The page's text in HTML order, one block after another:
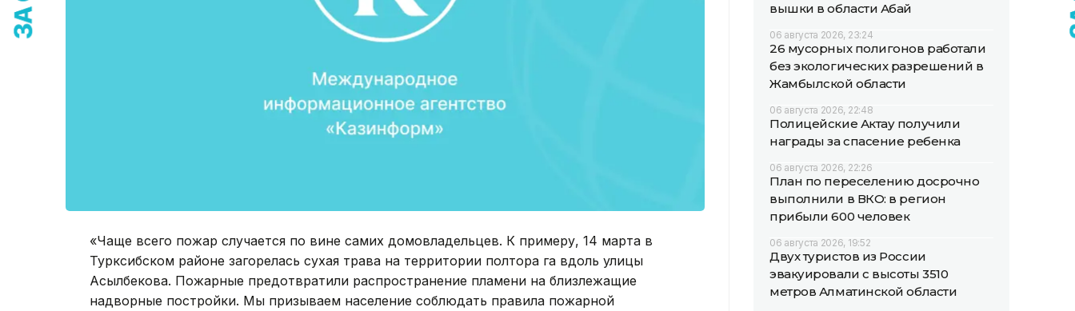
«Чаще всего пожар случается по вине самих домовладельцев. К примеру, 14 марта в
Турксибском районе загорелась сухая трава на территории полтора га вдоль улицы
Асылбекова. Пожарные предотвратили распространение пламени на близлежащие
надворные постройки. Мы призываем население соблюдать правила пожарной
вышки в области Абай
06 августа 2026, 23:24
26 мусорных полигонов работали
без экологических разрешений в
Жамбылской области
06 августа 2026, 22:48
Полицейские Актау получили
награды за спасение ребенка
06 августа 2026, 22:26
План по переселению досрочно
выполнили в ВКО: в регион
прибыли 600 человек
06 августа 2026, 19:52
Двух туристов из России
эвакуировали с высоты 3510
метров Алматинской области